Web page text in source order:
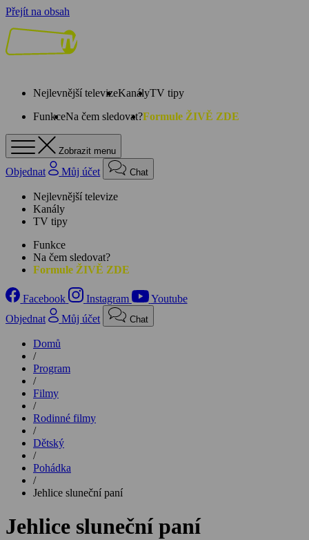
Přejít na obsah
Nejlevnější televizeKanályTV tipy
FunkceNa čem sledovat?Formule ŽIVĚ ZDE
Zobrazit menu
Objednat Můj účet Chat
Nejlevnější televize
Kanály
TV tipy
Funkce
Na čem sledovat?
Formule ŽIVĚ ZDE
Facebook Instagram
Youtube
Objednat
Můj účet Chat
Domů
/
Program
/
Filmy
/
Rodinné filmy
/
Dětský
/
Pohádka
/
Jehlice sluneční paní
Jehlice sluneční paní